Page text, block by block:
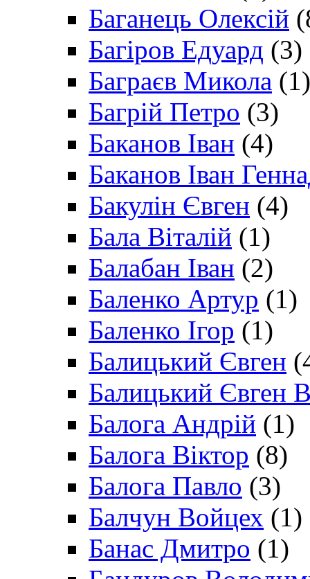
Баганець Олексій
Багіров Едуард (3)
Баграєв Микола (1)
Багрій Петро (3)
Баканов Іван (4)
Баканов Іван
Бакулін Євген (4)
Бала Віталій (1)
Балабан Іван (2)
Баленко Артур (1)
Баленко Ігор (1)
Балицький Євген
Балицький Євген
Балога Андрій (1)
Балога Віктор (8)
Балога Павло (3)
Балчун Войцех (1)
Банас Дмитро (1)